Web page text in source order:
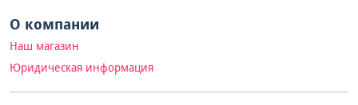
О компании
Наш магазин
Юридическая информация